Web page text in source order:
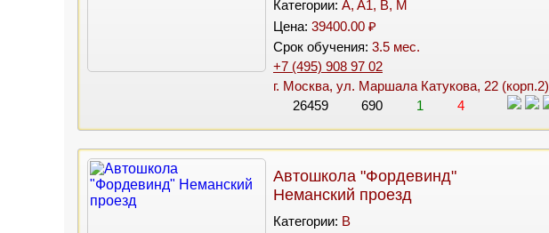
Категории: A, A1, B, M
Цена: 39400.00 ₽
Срок обучения: 3.5 мес.
+7 (495) 908 97 02
г. Москва, ул. Маршала Катукова, 22 (корп.2)
26459
690 1 4
Автошкола "Фордевинд"
Неманский проезд
Категории: B